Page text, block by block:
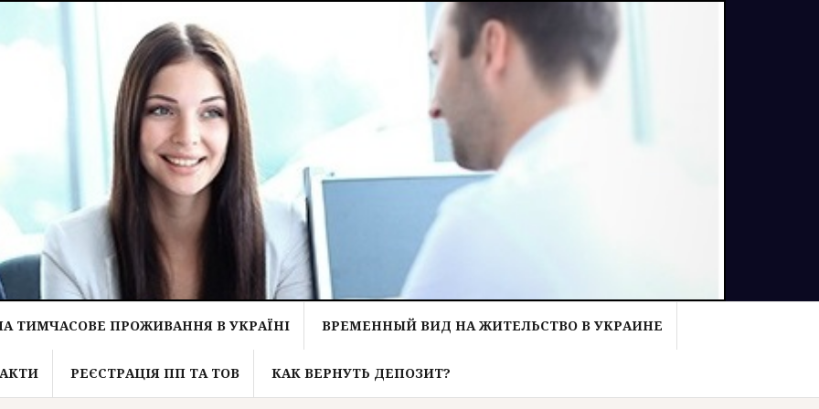
ТИМЧАСОВЕ ПРОЖИВАННЯ В УКРАЇНІ ВРЕМЕННЫЙ ВИД НА ЖИТЕЛЬСТВО В УКРАИНЕ
РЕЄСТРАЦІЯ ПП ТА ТОВ КАК ВЕРНУТЬ ДЕПОЗИТ?